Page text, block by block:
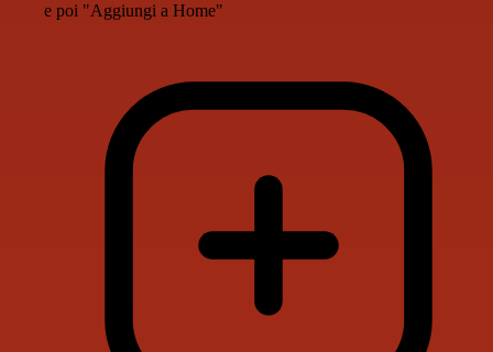
e poi "Aggiungi a Home"